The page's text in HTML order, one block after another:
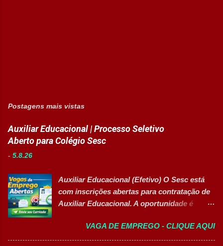
Postagens mais vistas
Auxiliar Educacional | Processo Seletivo
Aberto para Colégio Sesc
- 5.8.26
Auxiliar Educacional (Efetivo) O Sesc está
com inscrições abertas para contratação de
Auxiliar Educacional. A oportunidade é
nas áreas da educação que desejam atuar
em ambiente escolar, apoiando professores
VAGA DE EMPREGO - CLIQUE AQUI